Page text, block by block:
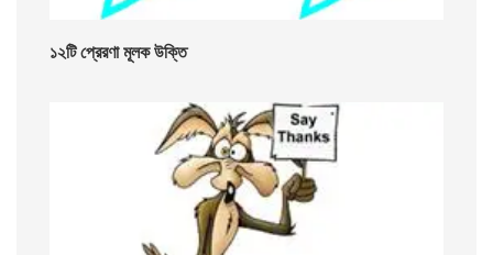
১২টি প্রেরণা মূলক উক্তি